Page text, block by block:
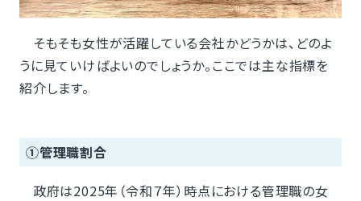
そもそも女性が活躍している会社かどうかは、どのよ
うに見ていけばよいのでしょうか。ここでは主な指標を
紹介します。
①管理職割合
政府は2025年（令和７年）時点における管理職の女